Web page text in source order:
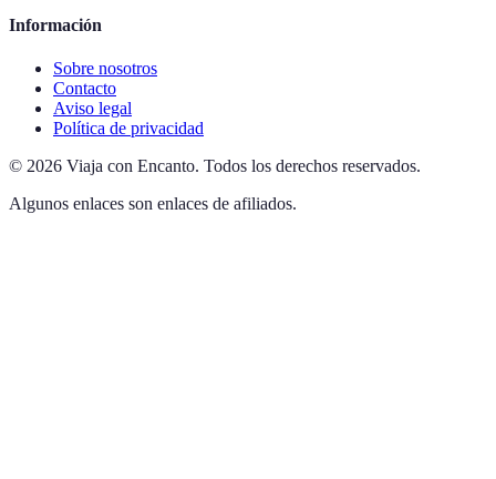
Información
Sobre nosotros
Contacto
Aviso legal
Política de privacidad
© 2026 Viaja con Encanto. Todos los derechos reservados.
Algunos enlaces son enlaces de afiliados.